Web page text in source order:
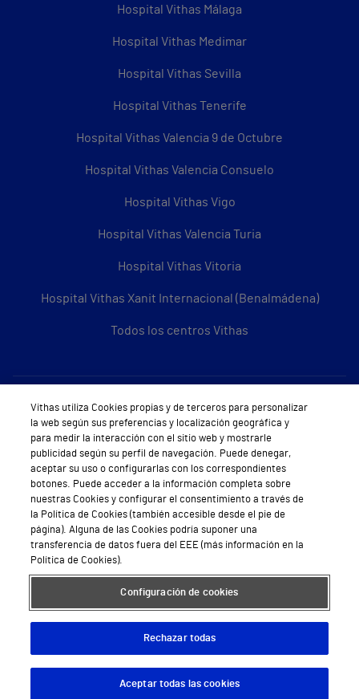
Hospital Vithas Málaga
Hospital Vithas Medimar
Hospital Vithas Sevilla
Hospital Vithas Tenerife
Hospital Vithas Valencia 9 de Octubre
Hospital Vithas Valencia Consuelo
Hospital Vithas Vigo
Hospital Vithas Valencia Turia
Hospital Vithas Vitoria
Hospital Vithas Xanit Internacional (Benalmádena)
Todos los centros Vithas
Sobre Vithas
Quiénes somos
Trabajar en Vithas
Teléfono Cita Médica
Teléfono Atención al Cliente
Política de seguridad y salud en el trabajo
Conoce a Supervita
Aviso Legal Política de cookies Política de privacidad Mapa web Protección de datos
Descargar App
Vithas utiliza Cookies propias y de terceros para personalizar
la web según sus preferencias y localización geográfica y
para medir la interacción con el sitio web y mostrarle
publicidad según su perfil de navegación. Puede denegar,
aceptar su uso o configurarlas con los correspondientes
botones. Puede acceder a la información completa sobre
nuestras Cookies y configurar el consentimiento a través de
la Política de Cookies (también accesible desde el pie de
página). Alguna de las Cookies podría suponer una
transferencia de datos fuera del EEE (más información en la
Política de Cookies).
Configuración de cookies
Rechazar todas
Aceptar todas las cookies